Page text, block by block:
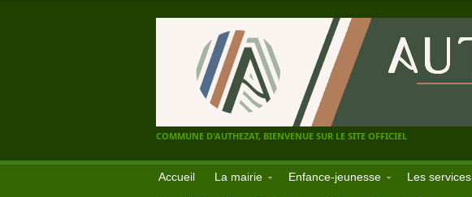
COMMUNE D'AUTHEZAT, BIENVENUE SUR LE SITE OFFICIEL
Accueil La mairie Enfance-jeunesse Les services